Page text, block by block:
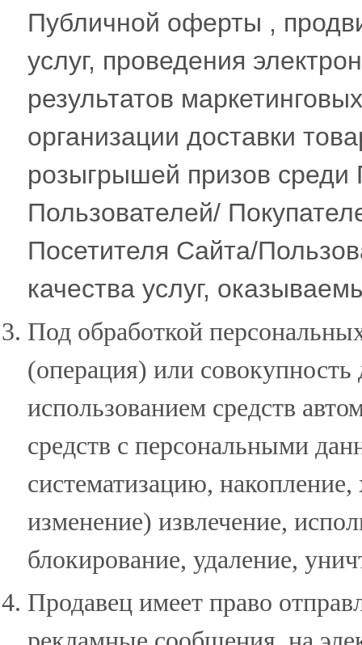
Публичной оферты ,
услуг, проведения
результатов
организации доставки
розыгрышей призов среди
Пользователей/
Посетителя Сайта/
качества услуг,
Под обработкой
(операция) или
использованием средств
средств с персональными
систематизацию,
изменение) извлечение,
блокирование, удаление,
Продавец имеет право